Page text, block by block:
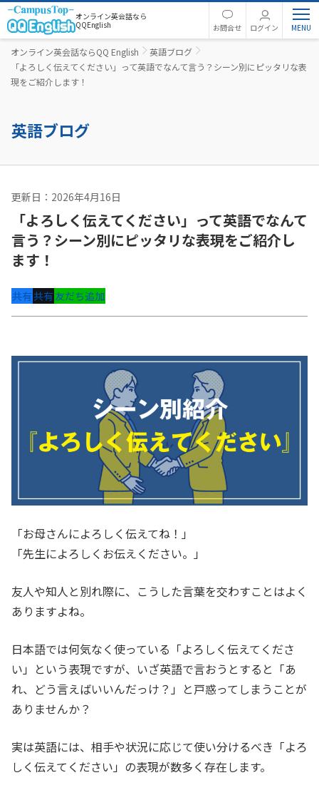
オンライン英会話なら
QQEnglish
お問合せ ログイン
オンライン英会話ならQQ English
英語ブログ
「よろしく伝えてください」って英語でなんて言う？シーン別にピッタリな表
現をご紹介します！
英語ブログ
更新日：2026年4月16日
「よろしく伝えてください」って英語でなんて
言う？シーン別にピッタリな表現をご紹介し
ます！
共有共有友だち追加
「お母さんによろしく伝えてね！」
「先生によろしくお伝えください。」
友人や知人と別れ際に、こうした言葉を交わすことはよく
ありますよね。
日本語では何気なく使っている「よろしく伝えてくださ
い」という表現ですが、いざ英語で言おうとすると「あ
れ、どう言えばいいんだっけ？」と戸惑ってしまうことが
ありませんか？
実は英語には、相手や状況に応じて使い分けるべき「よろ
しく伝えてください」の表現が数多く存在します。